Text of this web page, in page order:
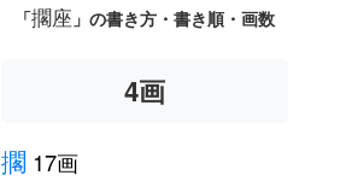
「擱座 」の書き方・書き順・画数
5画
擱 17画